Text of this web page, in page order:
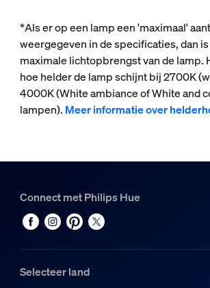
*Als er op een lamp een 'maximaal'
weergegeven in de specificaties, dan is
maximale lichtopbrengst van de lamp.
hoe helder de lamp schijnt bij 2700K
4000K (White ambiance of White and
lampen). Meer informatie over
Connect met Philips Hue
Selecteer land